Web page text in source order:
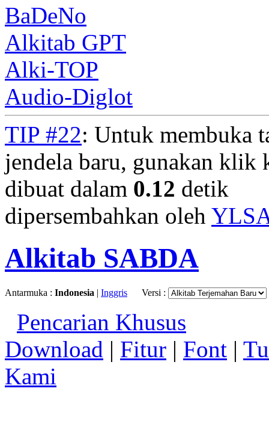
BaDeNo
Alkitab GPT
Alki-TOP
Audio-Diglot
TIP #22: Untuk membuka
jendela baru, gunakan klik
dibuat dalam 0.12 detik
dipersembahkan oleh
Alkitab SABDA
Antarmuka : Indonesia | Inggris Versi :
Pencarian Khusus
Download | Fitur | Font |
Kami